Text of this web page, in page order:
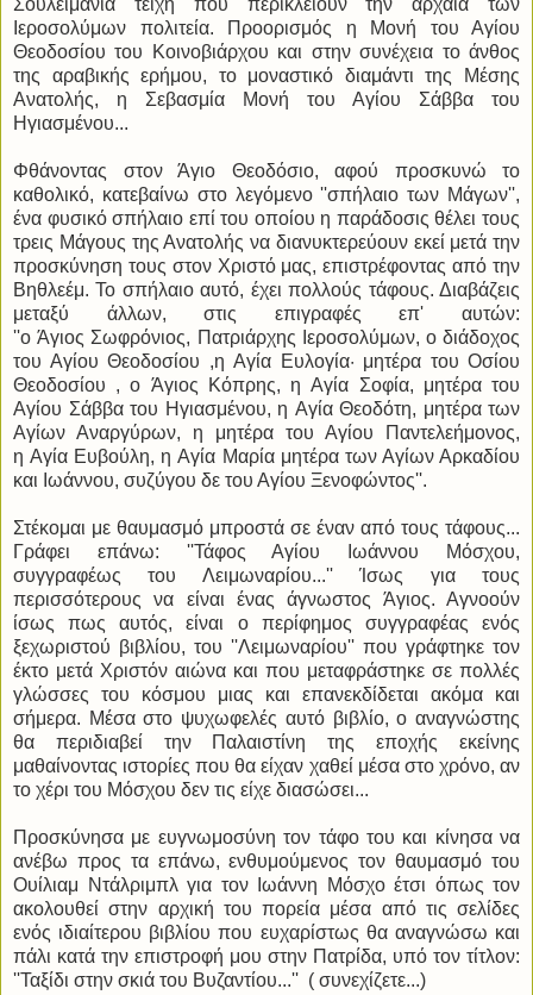
Σουλεϊμάνια τείχη που περικλείουν την αρχαία των
Ιεροσολύμων πολιτεία. Προορισμός η Μονή του Αγίου
Θεοδοσίου του Κοινοβιάρχου και στην συνέχεια το άνθος
της αραβικής ερήμου, το μοναστικό διαμάντι της Μέσης
Ανατολής, η Σεβασμία Μονή του Αγίου Σάββα του
Ηγιασμένου...
Φθάνοντας στον Άγιο Θεοδόσιο, αφού προσκυνώ το
καθολικό, κατεβαίνω στο λεγόμενο ''σπήλαιο των Μάγων'',
ένα φυσικό σπήλαιο επί του οποίου η παράδοσις θέλει τους
τρεις Μάγους της Ανατολής να διανυκτερεύουν εκεί μετά την
προσκύνηση τους στον Χριστό μας, επιστρέφοντας από την
Βηθλεέμ. Το σπήλαιο αυτό, έχει πολλούς τάφους. Διαβάζεις
μεταξύ άλλων, στις επιγραφές επ' αυτών:
''ο Άγιος Σωφρόνιος, Πατριάρχης Ιεροσολύμων, ο διάδοχος
του Αγίου Θεοδοσίου ,η Αγία Ευλογία· μητέρα του Οσίου
Θεοδοσίου , ο Άγιος Κόπρης, η Αγία Σοφία, μητέρα του
Αγίου Σάββα του Ηγιασμένου, η Αγία Θεοδότη, μητέρα των
Αγίων Αναργύρων, η μητέρα του Αγίου Παντελεήμονος,
η Αγία Ευβούλη, η Αγία Μαρία μητέρα των Αγίων Αρκαδίου
και Ιωάννου, συζύγου δε του Αγίου Ξενοφώντος''.
Στέκομαι με θαυμασμό μπροστά σε έναν από τους τάφους...
Γράφει επάνω: ''Τάφος Αγίου Ιωάννου Μόσχου,
συγγραφέως του Λειμωναρίου...'' Ίσως για τους
περισσότερους να είναι ένας άγνωστος Άγιος. Αγνοούν
ίσως πως αυτός, είναι ο περίφημος συγγραφέας ενός
ξεχωριστού βιβλίου, του ''Λειμωναρίου'' που γράφτηκε τον
έκτο μετά Χριστόν αιώνα και που μεταφράστηκε σε πολλές
γλώσσες του κόσμου μιας και επανεκδίδεται ακόμα και
σήμερα. Μέσα στο ψυχωφελές αυτό βιβλίο, ο αναγνώστης
θα περιδιαβεί την Παλαιστίνη της εποχής εκείνης
μαθαίνοντας ιστορίες που θα είχαν χαθεί μέσα στο χρόνο, αν
το χέρι του Μόσχου δεν τις είχε διασώσει...
Προσκύνησα με ευγνωμοσύνη τον τάφο του και κίνησα να
ανέβω προς τα επάνω, ενθυμούμενος τον θαυμασμό του
Ουίλιαμ Ντάλριμπλ για τον Ιωάννη Μόσχο έτσι όπως τον
ακολουθεί στην αρχική του πορεία μέσα από τις σελίδες
ενός ιδιαίτερου βιβλίου που ευχαρίστως θα αναγνώσω και
πάλι κατά την επιστροφή μου στην Πατρίδα, υπό τον τίτλον:
''Ταξίδι στην σκιά του Βυζαντίου...'' ( συνεχίζετε...)